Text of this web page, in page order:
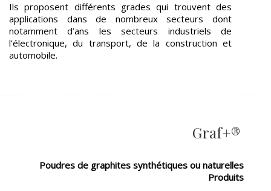
Ils proposent différents grades qui trouvent des
applications dans de nombreux secteurs dont
notamment d’ans les secteurs industriels de
l’électronique, du transport, de la construction et
automobile.
Graf+®
Poudres de graphites synthétiques ou naturelles
Produits